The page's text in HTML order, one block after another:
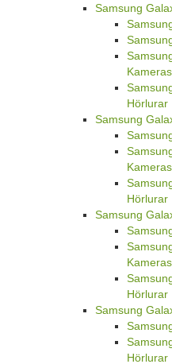
Samsung
Hörlurar
Samsung
Hörlurar
Samsung
Hörlurar
Samsung
Hörlurar